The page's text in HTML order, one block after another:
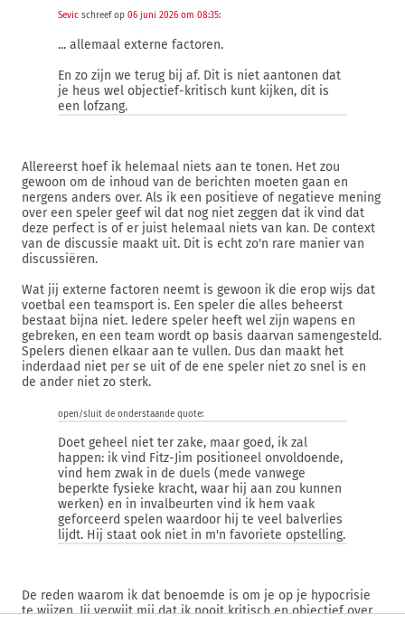
Sevic schreef op 06 juni 2026 om 08:35:
... allemaal externe factoren.
En zo zijn we terug bij af. Dit is niet aantonen dat
je heus wel objectief-kritisch kunt kijken, dit is
een lofzang.
Allereerst hoef ik helemaal niets aan te tonen. Het zou
gewoon om de inhoud van de berichten moeten gaan en
nergens anders over. Als ik een positieve of negatieve mening
over een speler geef wil dat nog niet zeggen dat ik vind dat
deze perfect is of er juist helemaal niets van kan. De context
van de discussie maakt uit. Dit is echt zo'n rare manier van
discussiëren.
Wat jij externe factoren neemt is gewoon ik die erop wijs dat
voetbal een teamsport is. Een speler die alles beheerst
bestaat bijna niet. Iedere speler heeft wel zijn wapens en
gebreken, en een team wordt op basis daarvan samengesteld.
Spelers dienen elkaar aan te vullen. Dus dan maakt het
inderdaad niet per se uit of de ene speler niet zo snel is en
de ander niet zo sterk.
open/sluit de onderstaande quote:
Doet geheel niet ter zake, maar goed, ik zal
happen: ik vind Fitz-Jim positioneel onvoldoende,
vind hem zwak in de duels (mede vanwege
beperkte fysieke kracht, waar hij aan zou kunnen
werken) en in invalbeurten vind ik hem vaak
geforceerd spelen waardoor hij te veel balverlies
lijdt. Hij staat ook niet in m'n favoriete opstelling.
De reden waarom ik dat benoemde is om je op je hypocrisie
te wijzen. Jij verwijt mij dat ik nooit kritisch en objectief over